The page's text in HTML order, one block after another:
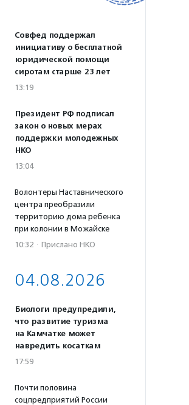
Совфед поддержал
инициативу о бесплатной
юридической помощи
сиротам старше 23 лет
13:19
Президент РФ подписал
закон о новых мерах
поддержки молодежных
НКО
13:04
Волонтеры Наставнического
центра преобразили
территорию дома ребенка
при колонии в Можайске
10:32 · Прислано НКО
04.08.2026
Биологи предупредили,
что развитие туризма
на Камчатке может
навредить косаткам
17:59
Почти половина
соцпредприятий России